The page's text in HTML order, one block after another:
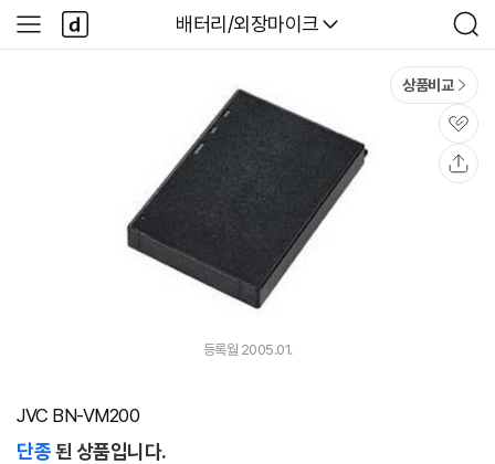
다나와
배터리/외장마이크
검
색
사
이
다
나
와
상품비교
관
심
등록월 2005.01.
JVC BN-VM200
단종된 상품입니다.